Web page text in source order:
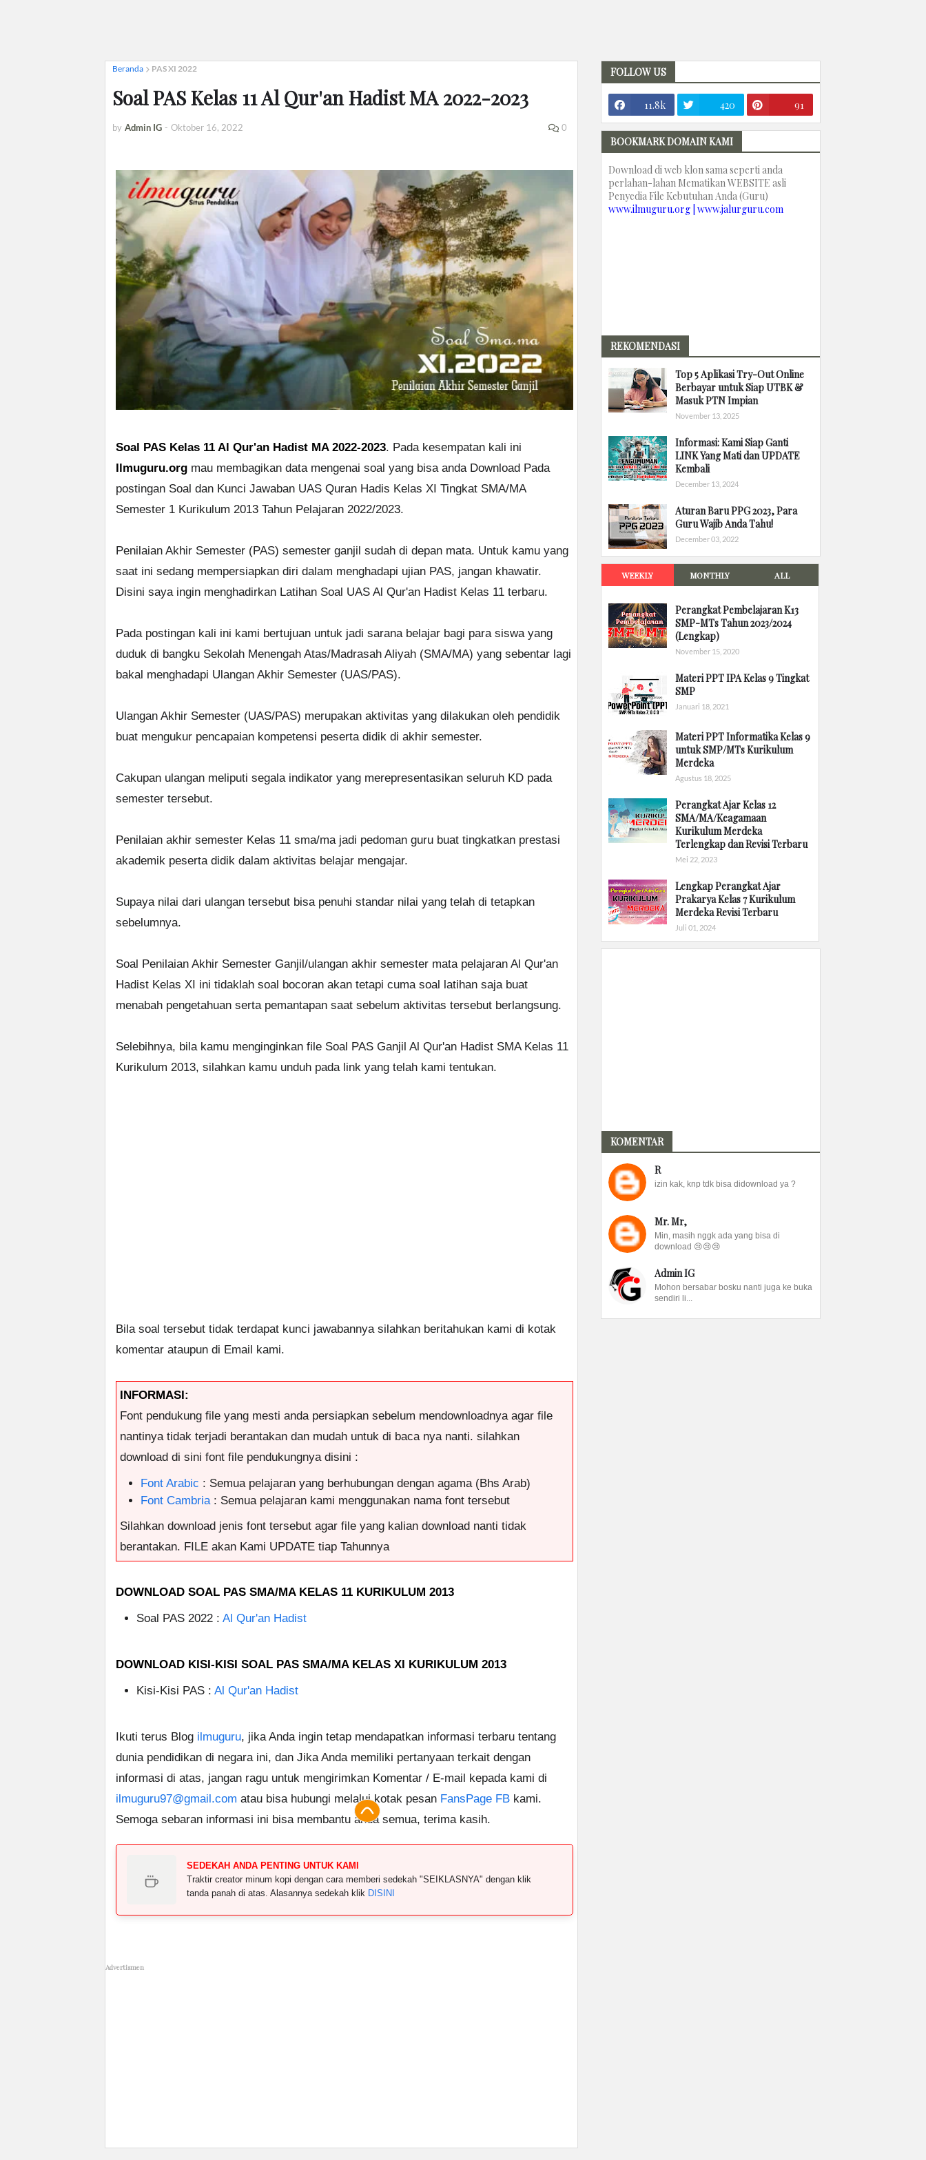
Beranda PAS XI 2022
Soal PAS Kelas 11 Al Qur'an Hadist MA 2022-2023
by Admin IG - Oktober 16, 2022 0
Soal PAS Kelas 11 Al Qur'an Hadist MA 2022-2023. Pada kesempatan kali ini
Ilmuguru.org mau membagikan data mengenai soal yang bisa anda Download Pada
postingan Soal dan Kunci Jawaban UAS Quran Hadis Kelas XI Tingkat SMA/MA
Semester 1 Kurikulum 2013 Tahun Pelajaran 2022/2023.
Penilaian Akhir Semester (PAS) semester ganjil sudah di depan mata. Untuk kamu yang
saat ini sedang mempersiapkan diri dalam menghadapi ujian PAS, jangan khawatir.
Disini saya ingin menghadirkan Latihan Soal UAS Al Qur'an Hadist Kelas 11 terbaru.
Pada postingan kali ini kami bertujuan untuk jadi sarana belajar bagi para siswa yang
duduk di bangku Sekolah Menengah Atas/Madrasah Aliyah (SMA/MA) yang sebentar lagi
bakal menghadapi Ulangan Akhir Semester (UAS/PAS).
Ulangan Akhir Semester (UAS/PAS) merupakan aktivitas yang dilakukan oleh pendidik
buat mengukur pencapaian kompetensi peserta didik di akhir semester.
Cakupan ulangan meliputi segala indikator yang merepresentasikan seluruh KD pada
semester tersebut.
Penilaian akhir semester Kelas 11 sma/ma jadi pedoman guru buat tingkatkan prestasi
akademik peserta didik dalam aktivitas belajar mengajar.
Supaya nilai dari ulangan tersebut bisa penuhi standar nilai yang telah di tetapkan
sebelumnya.
Soal Penilaian Akhir Semester Ganjil/ulangan akhir semester mata pelajaran Al Qur'an
Hadist Kelas XI ini tidaklah soal bocoran akan tetapi cuma soal latihan saja buat
menabah pengetahuan serta pemantapan saat sebelum aktivitas tersebut berlangsung.
Selebihnya, bila kamu menginginkan file Soal PAS Ganjil Al Qur'an Hadist SMA Kelas 11
Kurikulum 2013, silahkan kamu unduh pada link yang telah kami tentukan.
Bila soal tersebut tidak terdapat kunci jawabannya silahkan beritahukan kami di kotak
komentar ataupun di Email kami.
INFORMASI:
Font pendukung file yang mesti anda persiapkan sebelum mendownloadnya agar file
nantinya tidak terjadi berantakan dan mudah untuk di baca nya nanti. silahkan
download di sini font file pendukungnya disini :
Font Arabic : Semua pelajaran yang berhubungan dengan agama (Bhs Arab)
Font Cambria : Semua pelajaran kami menggunakan nama font tersebut
Silahkan download jenis font tersebut agar file yang kalian download nanti tidak
berantakan. FILE akan Kami UPDATE tiap Tahunnya
DOWNLOAD SOAL PAS SMA/MA KELAS 11 KURIKULUM 2013
Soal PAS 2022 : Al Qur'an Hadist
DOWNLOAD KISI-KISI SOAL PAS SMA/MA KELAS XI KURIKULUM 2013
Kisi-Kisi PAS : Al Qur'an Hadist
Ikuti terus Blog ilmuguru, jika Anda ingin tetap mendapatkan informasi terbaru tentang
dunia pendidikan di negara ini, dan Jika Anda memiliki pertanyaan terkait dengan
informasi di atas, jangan ragu untuk mengirimkan Komentar / E-mail kepada kami di
ilmuguru97@gmail.com atau bisa hubungi melalui kotak pesan FansPage FB kami.
Semoga sebaran informasi ini bisa membantu anda semua, terima kasih.
SEDEKAH ANDA PENTING UNTUK KAMI
Traktir creator minum kopi dengan cara memberi sedekah "SEIKLASNYA" dengan klik
tanda panah di atas. Alasannya sedekah klik DISINI
Advertismen
FOLLOW US
11.8k 420 91
BOOKMARK DOMAIN KAMI
Download di web klon sama seperti anda
perlahan-lahan Mematikan WEBSITE asli
Penyedia File Kebutuhan Anda (Guru)
www.ilmuguru.org | www.jalurguru.com
REKOMENDASI
Top 5 Aplikasi Try-Out Online
Berbayar untuk Siap UTBK &
Masuk PTN Impian
November 13, 2025
Informasi: Kami Siap Ganti
LINK Yang Mati dan UPDATE
Kembali
December 13, 2024
Aturan Baru PPG 2023, Para
Guru Wajib Anda Tahu!
December 03, 2022
WEEKLY MONTHLY ALL
Perangkat Pembelajaran K13
SMP-MTs Tahun 2023/2024
(Lengkap)
November 15, 2020
Materi PPT IPA Kelas 9 Tingkat
SMP
Januari 18, 2021
Materi PPT Informatika Kelas 9
untuk SMP/MTs Kurikulum
Merdeka
Agustus 18, 2025
Perangkat Ajar Kelas 12
SMA/MA/Keagamaan
Kurikulum Merdeka
Terlengkap dan Revisi Terbaru
Mei 22, 2023
Lengkap Perangkat Ajar
Prakarya Kelas 7 Kurikulum
Merdeka Revisi Terbaru
Juli 01, 2024
KOMENTAR
R
izin kak, knp tdk bisa didownload ya ?
Mr. Mr,
Min, masih nggk ada yang bisa di
download 😢😢😢
Admin IG
Mohon bersabar bosku nanti juga ke buka
sendiri li...